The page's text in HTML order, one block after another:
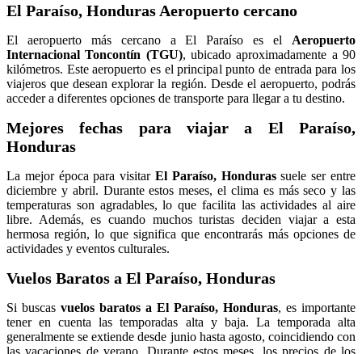
El Paraíso, Honduras Aeropuerto cercano
El aeropuerto más cercano a El Paraíso es el Aeropuerto
Internacional Toncontín (TGU), ubicado aproximadamente a 90
kilómetros. Este aeropuerto es el principal punto de entrada para los
viajeros que desean explorar la región. Desde el aeropuerto, podrás
acceder a diferentes opciones de transporte para llegar a tu destino.
Mejores fechas para viajar a El Paraíso,
Honduras
La mejor época para visitar El Paraíso, Hondurassuele ser entre
diciembre y abril. Durante estos meses, el clima es más seco y las
temperaturas son agradables, lo que facilita las actividades al aire
libre. Además, es cuando muchos turistas deciden viajar a esta
hermosa región, lo que significa que encontrarás más opciones de
actividades y eventos culturales.
Vuelos Baratos a El Paraíso, Honduras
Si buscas vuelos baratos a El Paraíso, Honduras, es importante
tener en cuenta las temporadas alta y baja. La temporada alta
generalmente se extiende desde junio hasta agosto, coincidiendo con
las vacaciones de verano. Durante estos meses, los precios de los